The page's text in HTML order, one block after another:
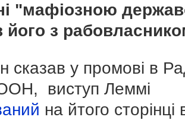
"мафіозною
його з
сказав у промові в
виступ Леммі
на йтого сторінці